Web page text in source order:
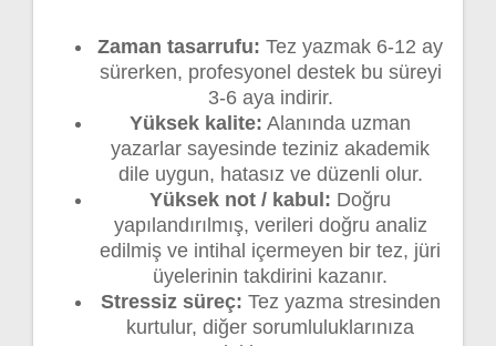
Zaman tasarrufu: Tez yazmak 6-12 ay
sürerken, profesyonel destek bu süreyi
3-6 aya indirir.
Yüksek kalite: Alanında uzman
yazarlar sayesinde teziniz akademik
dile uygun, hatasız ve düzenli olur.
Yüksek not / kabul: Doğru
yapılandırılmış, verileri doğru analiz
edilmiş ve intihal içermeyen bir tez, jüri
üyelerinin takdirini kazanır.
Stressiz süreç: Tez yazma stresinden
kurtulur, diğer sorumluluklarınıza